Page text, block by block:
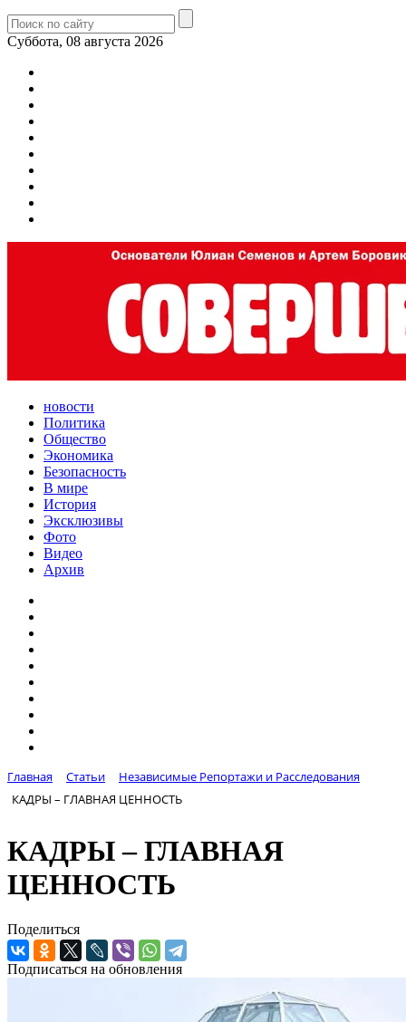
Суббота, 08 августа 2026
новости
Политика
Общество
Экономика
Безопасность
В мире
История
Эксклюзивы
Фото
Видео
Архив
Главная Статьи
Независимые Репортажи и Расследования
КАДРЫ – ГЛАВНАЯ ЦЕННОСТЬ
КАДРЫ – ГЛАВНАЯ
ЦЕННОСТЬ
Поделиться
Подписаться на обновления